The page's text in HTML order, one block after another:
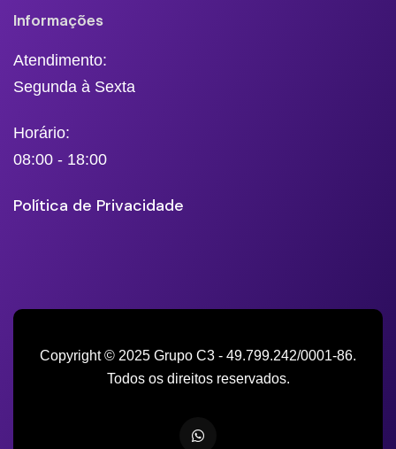
Informações
Atendimento:
Segunda à Sexta
Horário:
08:00 - 18:00
Política de Privacidade
Copyright © 2025 Grupo C3 - 49.799.242/0001-86.
Todos os direitos reservados.